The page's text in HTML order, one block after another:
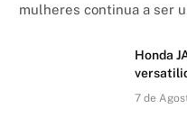
mulheres continua a ser
Honda
7 de